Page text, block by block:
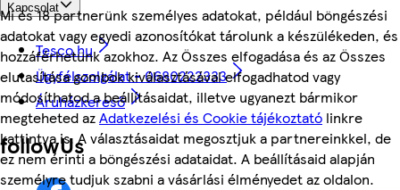
Mi és 18 partnerünk személyes adatokat, például böngészési
adatokat vagy egyedi azonosítókat tárolunk a készülékeden, és
hozzáférhetünk azokhoz. Az Összes elfogadása és az Összes
elutasítása gombok kiválasztásával elfogadhatod vagy
módosíthatod a beállításaidat, illetve ugyanezt bármikor
megteheted azAdatkezelési és Cookie tájékoztató linkre
kattintva is. A választásaidat megosztjuk a partnereinkkel, de
ez nem érinti a böngészési adataidat. A beállításaid alapján
személyre tudjuk szabni a vásárlási élményedet az oldalon.
Kapcsolat
Tesco.hu
Ügyfélszolgálat - 0680222333
Áruházkereső
followUs